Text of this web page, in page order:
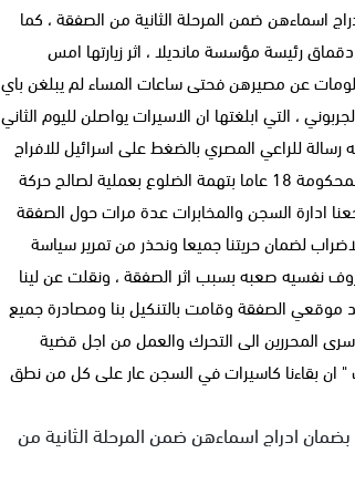
اسماءهن ضمن المرحلة الثانية من الصفقة ، كما
رئيسة مؤسسة مانديلا ، اثر زيارتها امس
عن مصيرهن فحتى ساعات المساء لم يبلغن باي
، التي ابلغتها ان الاسيرات يواصلن لليوم الثاني
للراعي المصري بالضغط على اسرائيل للافراج
عن كافة الاسيرات ومنع تكرار ما حدث في المرحلة الاولى من الصفقة ". الحربوني المحكومة 18 عاما بتهمة الضلوع بعملية لصالح حركة
ادارة السجن والمخابرات عدة مرات حول الصفقة
لضمان حريتنا جميعا ونحذر من تمرير سياسة
نفسيه صعبه بسبب اثر الصفقة ، ونقلت عن لينا
الصفقة وقامت بالتنكيل بنا ومصادرة جميع
المحررين الى التحرك والعمل من اجل قضية
ان بقاءنا كاسيرات في السجن عار على كل من نطق
ادراج اسماءهن ضمن المرحلة الثانية من